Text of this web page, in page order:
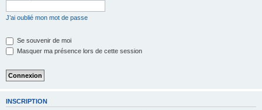
J’ai oublié mon mot de passe
Se souvenir de moi
Masquer ma présence lors de cette session
INSCRIPTION